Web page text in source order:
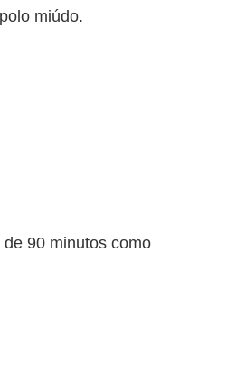
miúdo.
90 minutos como